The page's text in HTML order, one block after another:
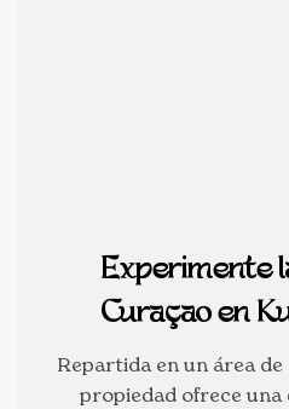
Experimente
Curaçao en
Repartida en un área
propiedad ofrece una